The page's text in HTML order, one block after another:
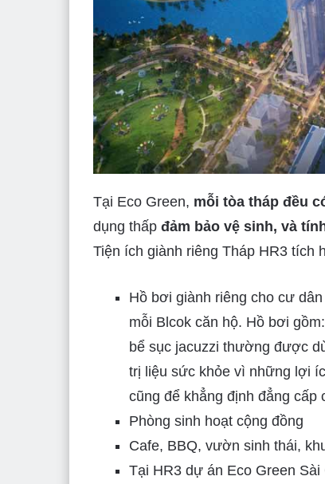
Tại Eco Green, mỗi tòa tháp đều
dụng thấp đảm bảo vệ sinh, và
Tiện ích giành riêng Tháp HR3 tích
Hồ bơi giành riêng cho cư
mỗi Blcok căn hộ. Hồ bơi
bể sục jacuzzi thường được
trị liệu sức khỏe vì những lợi
cũng để khẳng định đẳng cấp
Phòng sinh hoạt cộng đồng
Cafe, BBQ, vườn sinh thái,
Tại HR3 dự án Eco Green